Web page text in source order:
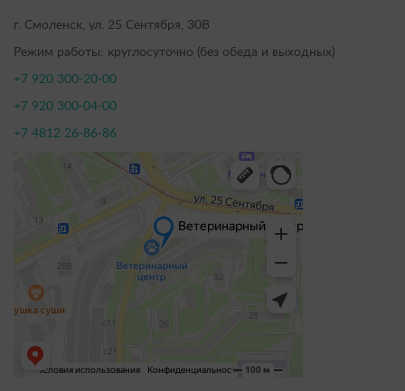
г. Смоленск, ул. 25 Сентября, 30В
Режим работы: круглосуточно (без обеда и выходных)
+7 920 300-20-00
+7 920 300-04-00
+7 4812 26-86-86